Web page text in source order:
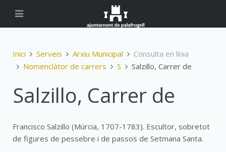
Inici Serveis Arxiu Municipal
Consulta en línia
Nomenclàtor de carrers
S Salzillo, Carrer de
Salzillo, Carrer de
Francisco Salzillo (Múrcia, 1707-1783). Escultor, sobretot
de figures de pessebre i de passos de Setmana Santa.